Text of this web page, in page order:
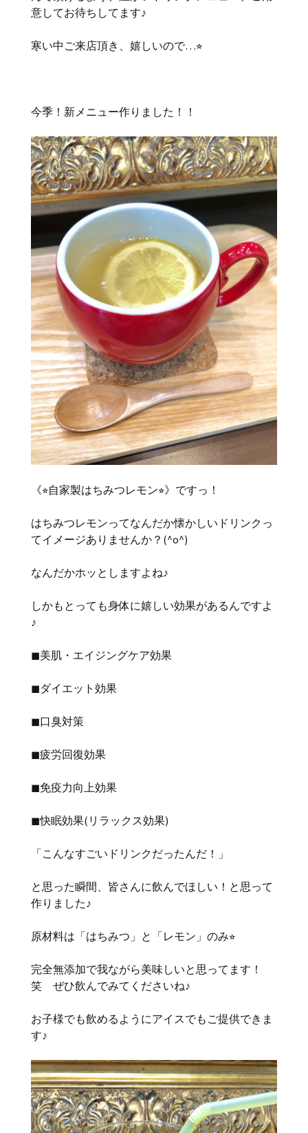
意してお待ちしてます♪
寒い中ご来店頂き、嬉しいので…⭐︎
今季！新メニュー作りました！！
《⭐︎自家製はちみつレモン⭐︎》ですっ！
はちみつレモンってなんだか懐かしいドリンクっ
てイメージありませんか？(^o^)
なんだかホッとしますよね♪
しかもとっても身体に嬉しい効果があるんですよ
♪
◼︎美肌・エイジングケア効果
◼︎ダイエット効果
◼︎口臭対策
◼︎疲労回復効果
◼︎免疫力向上効果
◼︎快眠効果( リラックス効果)
「こんなすごいドリンクだったんだ！」
と思った瞬間、皆さんに飲んでほしい！と思って
作りました♪
原材料は「はちみつ」と「レモン」のみ⭐︎
完全無添加で我ながら美味しいと思ってます！
笑 ぜひ飲んでみてくださいね♪
お子様でも飲めるようにアイスでもご提供できま
す♪